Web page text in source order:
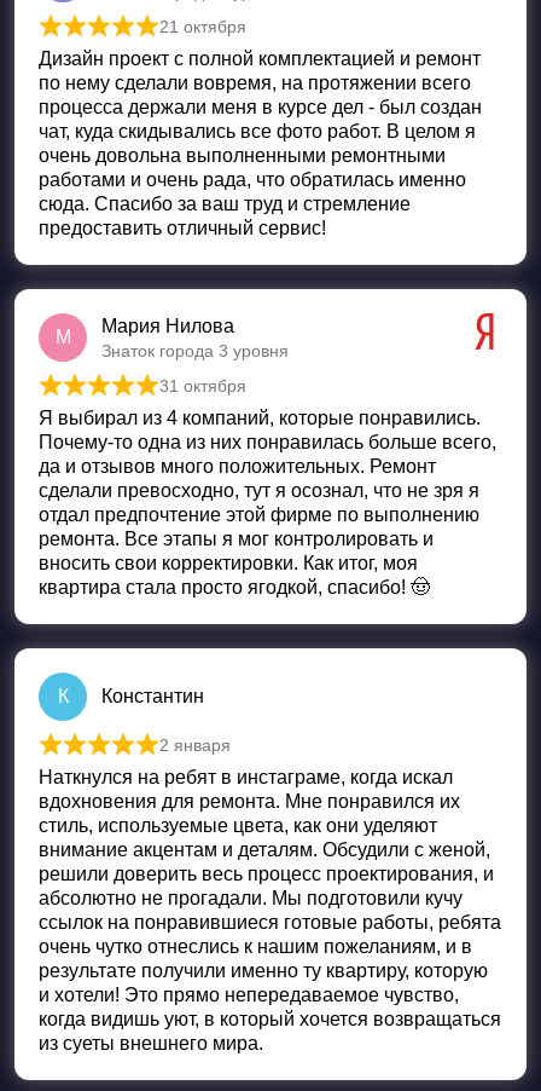
Оценка5 из 5
21 октября
Дизайн проект с полной комплектацией и ремонт
по нему сделали вовремя, на протяжении всего
процесса держали меня в курсе дел - был создан
чат, куда скидывались все фото работ. В целом я
очень довольна выполненными ремонтными
работами и очень рада, что обратилась именно
сюда. Спасибо за ваш труд и стремление
предоставить отличный сервис!
М
Мария Нилова
Знаток города 3 уровня
Оценка5 из 5
31 октября
Я выбирал из 4 компаний, которые понравились.
Почему-то одна из них понравилась больше всего,
да и отзывов много положительных. Ремонт
сделали превосходно, тут я осознал, что не зря я
отдал предпочтение этой фирме по выполнению
ремонта. Все этапы я мог контролировать и
вносить свои корректировки. Как итог, моя
квартира стала просто ягодкой, спасибо! 🤠
К Константин
Оценка 5из 5
2 января
Наткнулся на ребят в инстаграме, когда искал
вдохновения для ремонта. Мне понравился их
стиль, используемые цвета, как они уделяют
внимание акцентам и деталям. Обсудили с женой,
решили доверить весь процесс проектирования, и
абсолютно не прогадали. Мы подготовили кучу
ссылок на понравившиеся готовые работы, ребята
очень чутко отнеслись к нашим пожеланиям, и в
результате получили именно ту квартиру, которую
и хотели! Это прямо непередаваемое чувство,
когда видишь уют, в который хочется возвращаться
из суеты внешнего мира.